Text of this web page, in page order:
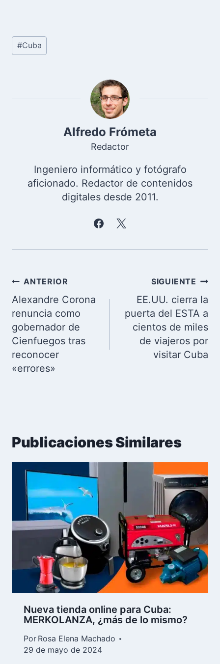
Etiquetas
de
#Cuba
Alfredo Frómeta
Redactor
Ingeniero informático y fotógrafo
aficionado. Redactor de contenidos
digitales desde 2011.
Navegación
de
entradas
ANTERIOR
Alexandre Corona
renuncia como
gobernador de
Cienfuegos tras
reconocer
«errores»
SIGUIENTE
EE.UU. cierra la
puerta del ESTA a
cientos de miles
de viajeros por
visitar Cuba
Publicaciones Similares
Nueva tienda online para Cuba:
MERKOLANZA, ¿más de lo mismo?
Por Rosa Elena Machado
29 de mayo de 2024